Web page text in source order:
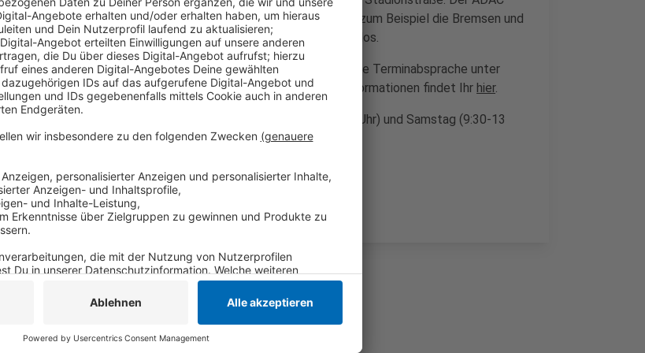
kontrolliert, ob die Autos auch verkehrssicher sind. Dazu gehören zum Beispiel die Bremsen und
Stoßdämpfer oder das Licht. Für ADAC-Mitlgieder ist das kostenlos.
Vor Inanspruchnahme jeglicher Prüfleistungen ist eine telefonische Terminabsprache unter
0221-4727-633 oder 0221-4727-91807 erforderlich. Weitere Informationen findet Ihr hier.
Öffnungszeiten: Donnerstag (13-18 Uhr), Freitag (10-13 + 14-16 Uhr) und Samstag (9:30-13
Uhr).
Anzeige